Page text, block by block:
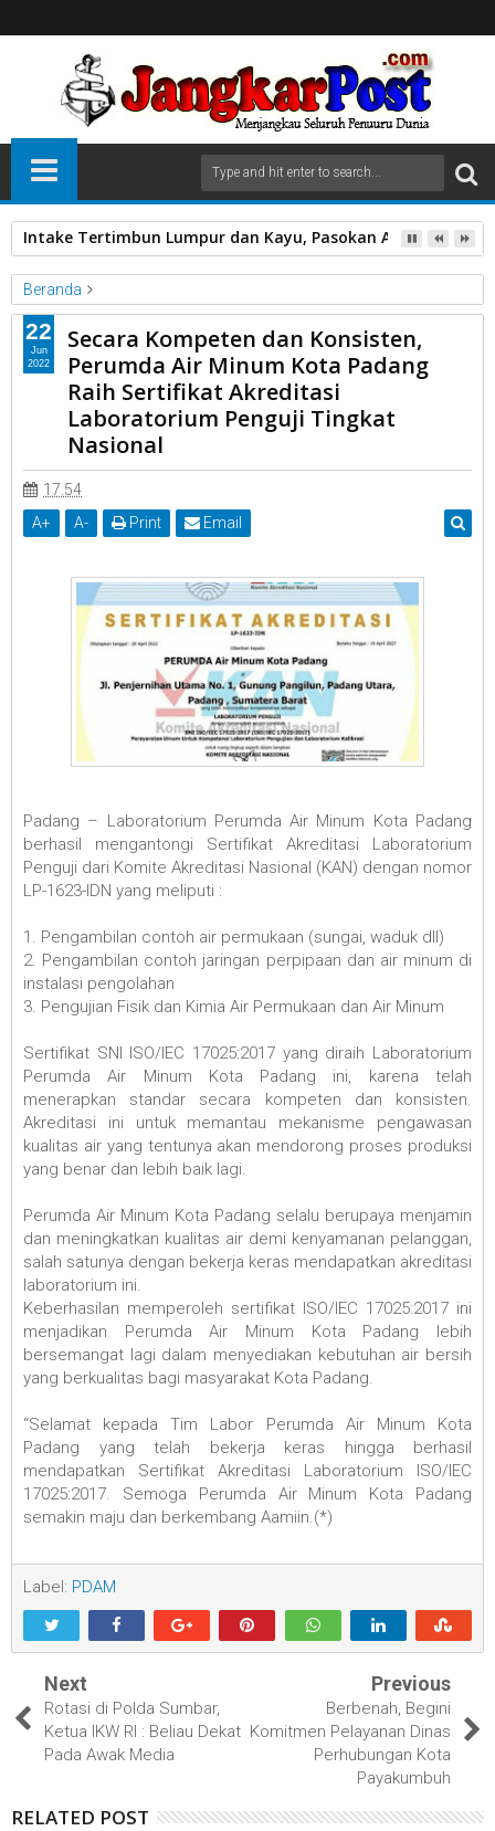
Intake Tertimbun Lumpur dan Kayu, Pasokan Air Bersih di
Beranda
PDAM
Secara Kompeten dan Konsisten, Perumda Air Minum Kota
Padang Raih Sertifikat Akreditasi Laboratorium Penguji Tingkat
Nasional
Secara Kompeten dan Konsisten,
Perumda Air Minum Kota Padang
Raih Sertifikat Akreditasi
Laboratorium Penguji Tingkat
Nasional
17.54
A+ A- Print Email
Padang – Laboratorium Perumda Air Minum Kota Padang
berhasil mengantongi Sertifikat Akreditasi Laboratorium
Penguji dari Komite Akreditasi Nasional (KAN) dengan nomor
LP-1623-IDN yang meliputi :
1. Pengambilan contoh air permukaan (sungai, waduk dll)
2. Pengambilan contoh jaringan perpipaan dan air minum di
instalasi pengolahan
3. Pengujian Fisik dan Kimia Air Permukaan dan Air Minum
Sertifikat SNI ISO/IEC 17025:2017 yang diraih Laboratorium
Perumda Air Minum Kota Padang ini, karena telah
menerapkan standar secara kompeten dan konsisten.
Akreditasi ini untuk memantau mekanisme pengawasan
kualitas air yang tentunya akan mendorong proses produksi
yang benar dan lebih baik lagi.
Perumda Air Minum Kota Padang selalu berupaya menjamin
dan meningkatkan kualitas air demi kenyamanan pelanggan,
salah satunya dengan bekerja keras mendapatkan akreditasi
laboratorium ini.
Keberhasilan memperoleh sertifikat ISO/IEC 17025:2017 ini
menjadikan Perumda Air Minum Kota Padang lebih
bersemangat lagi dalam menyediakan kebutuhan air bersih
yang berkualitas bagi masyarakat Kota Padang.
“Selamat kepada Tim Labor Perumda Air Minum Kota
Padang yang telah bekerja keras hingga berhasil
mendapatkan Sertifikat Akreditasi Laboratorium ISO/IEC
17025:2017. Semoga Perumda Air Minum Kota Padang
semakin maju dan berkembang Aamiin.(*)
Label: PDAM
22
Jun
2022
Next
Rotasi di Polda Sumbar,
Ketua IKW RI : Beliau Dekat
Pada Awak Media
Previous
Berbenah, Begini
Komitmen Pelayanan Dinas
Perhubungan Kota
Payakumbuh
RELATED POST